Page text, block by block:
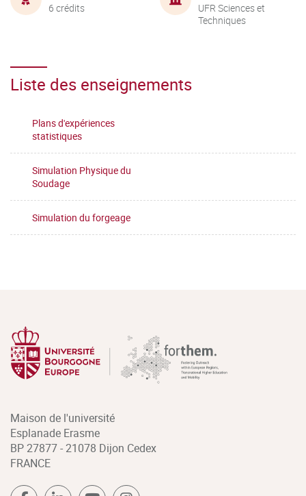
6 crédits
UFR Sciences et
Techniques
Liste des enseignements
Plans d'expériences
statistiques
Simulation Physique du
Soudage
Simulation du forgeage
Maison de l'université
Esplanade Erasme
BP 27877 - 21078 Dijon Cedex
FRANCE